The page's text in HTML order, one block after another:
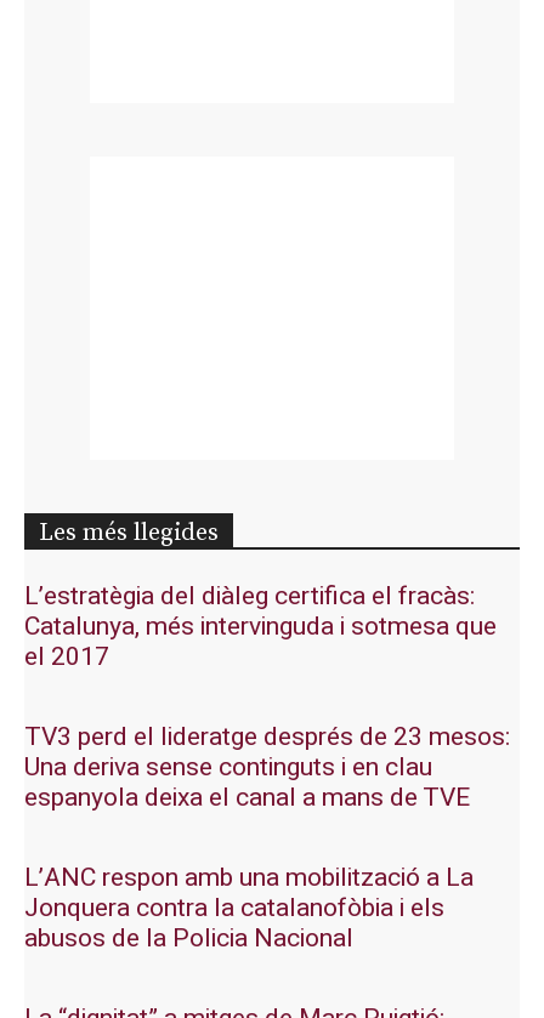
Les més llegides
L’estratègia del diàleg certifica el fracàs:
Catalunya, més intervinguda i sotmesa que
el 2017
TV3 perd el lideratge després de 23 mesos:
Una deriva sense continguts i en clau
espanyola deixa el canal a mans de TVE
L’ANC respon amb una mobilització a La
Jonquera contra la catalanofòbia i els
abusos de la Policia Nacional